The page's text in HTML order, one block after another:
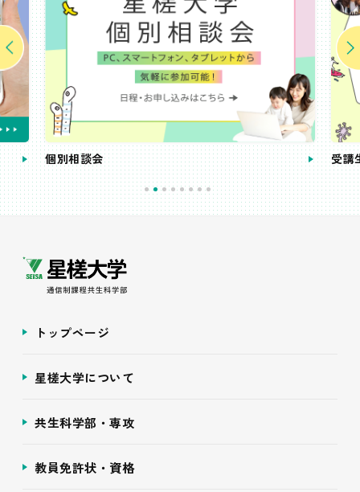
個別相談会 受講
トップページ
星槎大学について
共生科学部・専攻
教員免許状・資格